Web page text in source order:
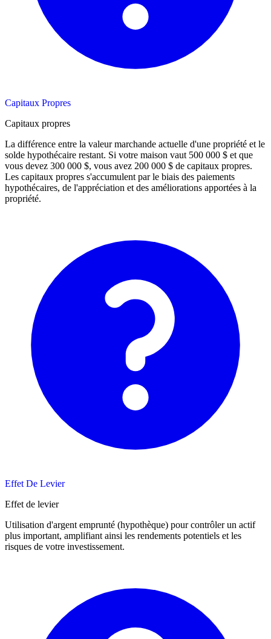
Capitaux Propres
Capitaux propres
La différence entre la valeur marchande actuelle d'une propriété et le
solde hypothécaire restant. Si votre maison vaut 500 000 $ et que
vous devez 300 000 $, vous avez 200 000 $ de capitaux propres.
Les capitaux propres s'accumulent par le biais des paiements
hypothécaires, de l'appréciation et des améliorations apportées à la
propriété.
Effet De Levier
Effet de levier
Utilisation d'argent emprunté (hypothèque) pour contrôler un actif
plus important, amplifiant ainsi les rendements potentiels et les
risques de votre investissement.